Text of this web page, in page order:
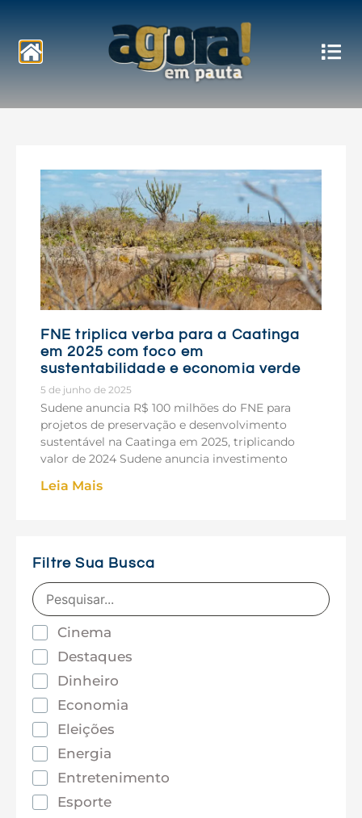
Notícias
FNE triplica verba para a Caatinga
em 2025 com foco em
sustentabilidade e economia verde
5 de junho de 2025
Sudene anuncia R$ 100 milhões do FNE para
projetos de preservação e desenvolvimento
sustentável na Caatinga em 2025, triplicando
valor de 2024 Sudene anuncia investimento
Leia Mais
Filtre Sua Busca
Cinema
Destaques
Dinheiro
Economia
Eleições
Energia
Entretenimento
Esporte